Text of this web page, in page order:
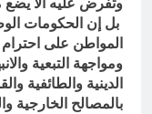
بل إن الحكومات
المواطن على احترام
ومواجهة التبعية
الدينية والطائفية
بالمصالح الخارجية